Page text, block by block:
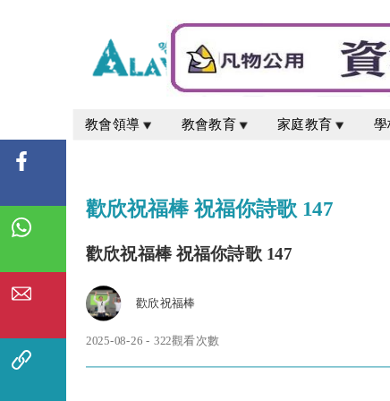
教會領導 教會教育 家庭教育 學
歡欣祝福棒 祝福你詩歌 147
歡欣祝福棒 祝福你詩歌 147
歡欣祝福棒
2025-08-26 - 322觀看次數